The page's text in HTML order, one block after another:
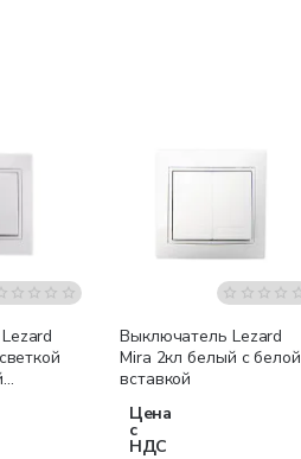
Выключатель Lezard
Mira 2кл белый с белой
вставкой
Цена
с
НДС